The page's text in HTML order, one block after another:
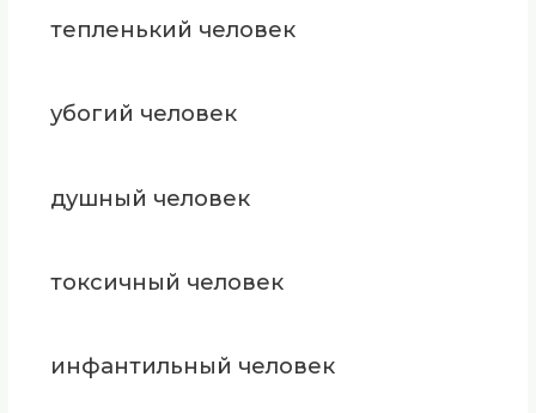
тепленький человек
убогий человек
душный человек
токсичный человек
инфантильный человек